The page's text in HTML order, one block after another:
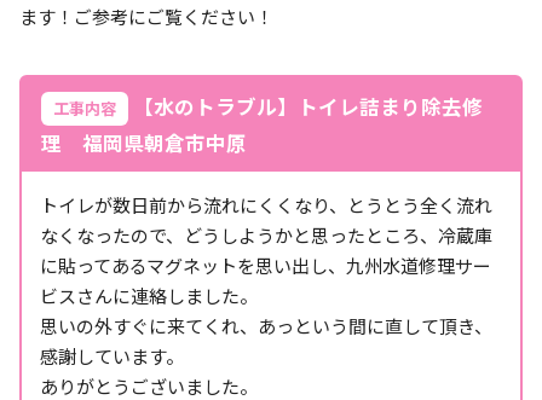
ます！ご参考にご覧ください！
工事内容
【水のトラブル】トイレ詰まり除去修
理 福岡県朝倉市中原
トイレが数日前から流れにくくなり、とうとう全く流れ
なくなったので、どうしようかと思ったところ、冷蔵庫
に貼ってあるマグネットを思い出し、九州水道修理サー
ビスさんに連絡しました。
思いの外すぐに来てくれ、あっという間に直して頂き、
感謝しています。
ありがとうございました。